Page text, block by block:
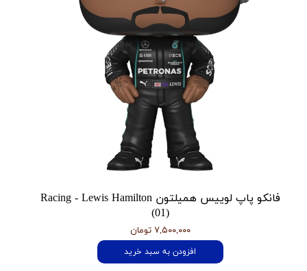
فانکو پاپ لوییس همیلتون Racing - Lewis Hamilton
(01)
۷,۵۰۰,۰۰۰ تومان
افزودن به سبد خرید